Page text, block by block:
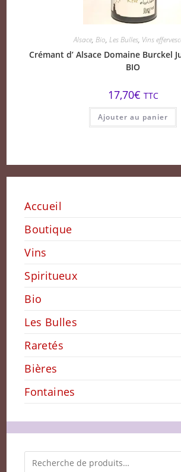
Alsace, Bio, Les Bulles, Vins
Crémant d’ Alsace Domaine Burckel
BIO
17,70€ TTC
Ajouter au panier
Accueil
Boutique
Vins
Spiritueux
Bio
Les Bulles
Raretés
Bières
Fontaines